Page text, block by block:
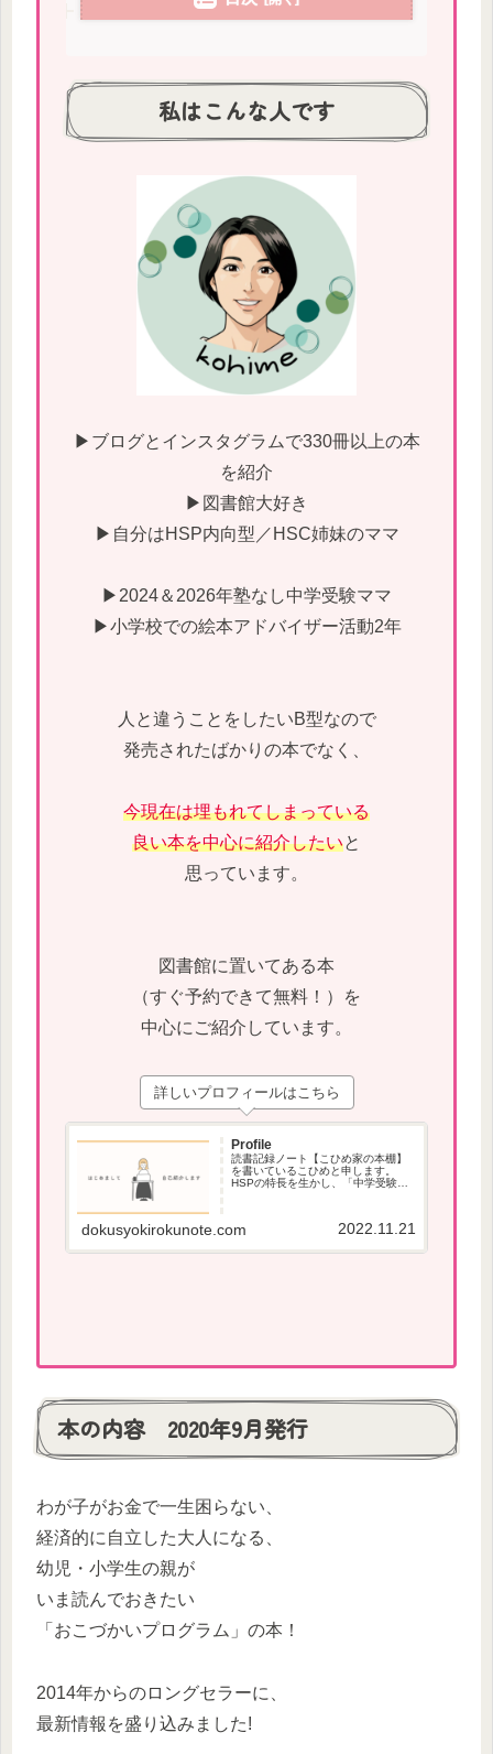
私はこんな人です
▶ブログとインスタグラムで330冊以上の本
を紹介
▶図書館大好き
▶自分はHSP内向型／HSC姉妹のママ
▶2024＆2026年塾なし中学受験ママ
▶小学校での絵本アドバイザー活動2年
人と違うことをしたいB型なので
発売されたばかりの本でなく、
今現在は埋もれてしまっている
良い本を中心に紹介したいと
思っています。
図書館に置いてある本
（すぐ予約できて無料！）を
中心にご紹介しています。
詳しいプロフィールはこちら
Profile
読書記録ノート【こひめ家の本棚】
を書いているこひめと申します。
HSPの特長を生かし、「中学受験」
dokusyokirokunote.com 2022.11.21
本の内容 2020年9月発行
わが子がお金で一生困らない、
経済的に自立した大人になる、
幼児・小学生の親が
いま読んでおきたい
「おこづかいプログラム」の本！
2014年からのロングセラーに、
最新情報を盛り込みました!